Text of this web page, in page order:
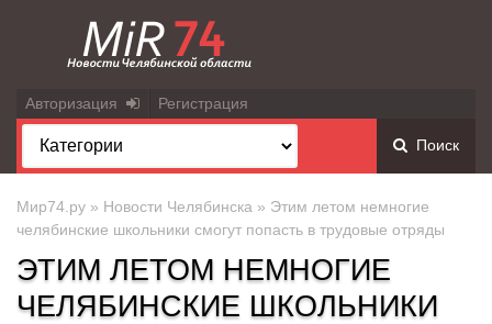
Авторизация Регистрация
Поиск
Мир74.ру » Новости Челябинска » Этим летом немногие
челябинские школьники смогут попасть в трудовые отряды
ЭТИМ ЛЕТОМ НЕМНОГИЕ
ЧЕЛЯБИНСКИЕ ШКОЛЬНИКИ